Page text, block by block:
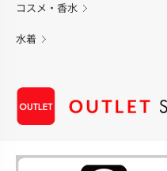
コスメ・香水
水着